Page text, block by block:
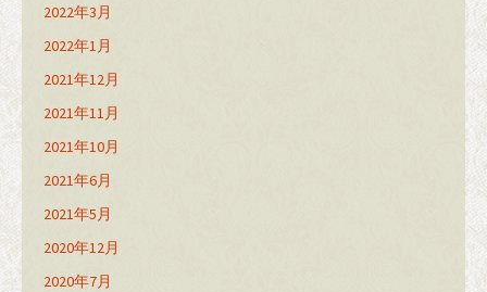
2022年3月
2022年1月
2021年12月
2021年11月
2021年10月
2021年6月
2021年5月
2020年12月
2020年7月